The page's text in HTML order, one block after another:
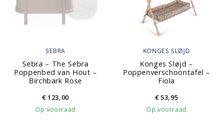
SEBRA
Sebra – The Sebra
Poppenbed van Hout –
Birchbark Rose
€123,00
Op voorraad
KONGES SLØJD
Konges Sløjd –
Poppenverschoontafel –
Fiola
€53,95
Op voorraad